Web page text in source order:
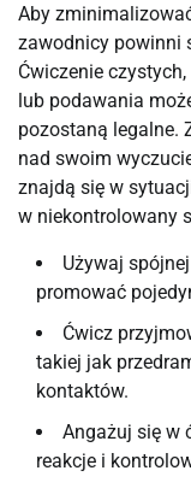
Aby
zawodnicy powinni
Ćwiczenie
lub podawania
pozostaną legalne.
nad swoim
znajdą się w
w niekontrolowany
Używaj
promować
Ćwicz
takiej jak
kontaktów.
Angażuj się w
reakcje i